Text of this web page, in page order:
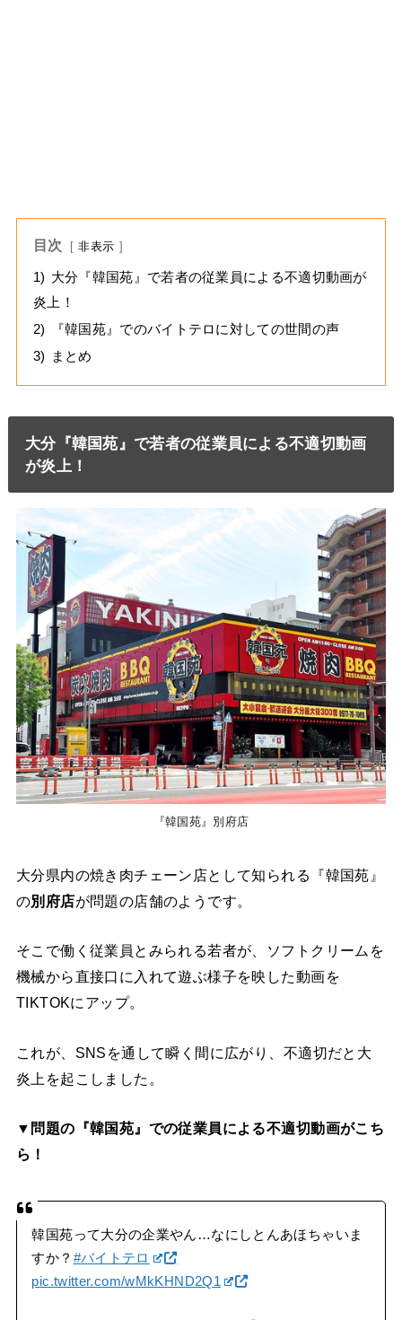
目次 非表示
1) 大分『韓国苑』で若者の従業員による不適切動画が
炎上！
2)
『韓国苑』でのバイトテロに対しての世間の声
3)
まとめ
大分『韓国苑』で若者の従業員による不適切動画
が炎上！
『韓国苑』別府店
大分県内の焼き肉チェーン店として知られる『韓国苑』
の別府店が問題の店舗のようです。
そこで働く従業員とみられる若者が、ソフトクリームを
機械から直接口に入れて遊ぶ様子を映した動画を
TIKTOKにアップ。
これが、SNSを通して瞬く間に広がり、不適切だと大
炎上を起こしました。
▼問題の『韓国苑』での従業員による不適切動画がこち
ら！
韓国苑って大分の企業やん…なにしとんあほちゃいま
すか？ #バイトテロ
pic.twitter.com/wMkKHND2Q1